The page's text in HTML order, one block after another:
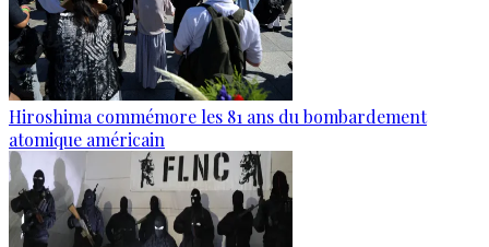
Hiroshima commémore les 81 ans du bombardement
atomique américain